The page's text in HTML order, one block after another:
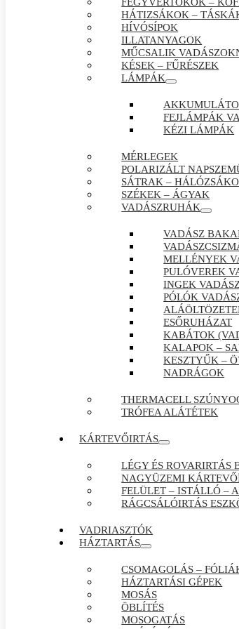
HÁTIZSÁKOK –
HÍVÓSÍPOK
ILLATANYAGOK
MŰCSALIK
KÉSEK – FŰRÉSZEK
LÁMPÁK
FEJLÁMPÁK
KÉZI LÁMPÁK
MÉRLEGEK
POLARIZÁLT
SÁTRAK –
SZÉKEK – ÁGYAK
VADÁSZRUHÁK
VADÁSZ
MELLÉNYEK
PULÓVEREK
INGEK
PÓLÓK
ESŐRUHÁZAT
KABÁTOK
KALAPOK –
KESZTYŰK –
NADRÁGOK
THERMACELL
TRÓFEA ALÁTÉTEK
KÁRTEVŐIRTÁS
LÉGY ÉS ROVARIRTÁS
NAGYÜZEMI
FELÜLET – ISTÁLLÓ –
RÁGCSÁLÓIRTÁS
VADRIASZTÓK
HÁZTARTÁS
CSOMAGOLÁS –
HÁZTARTÁSI GÉPEK
MOSÁS
ÖBLÍTÉS
MOSOGATÁS